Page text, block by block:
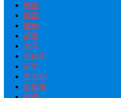
韩国
泰国
缅甸
越南
大马
菲律宾
荷兰
意大利
新加坡